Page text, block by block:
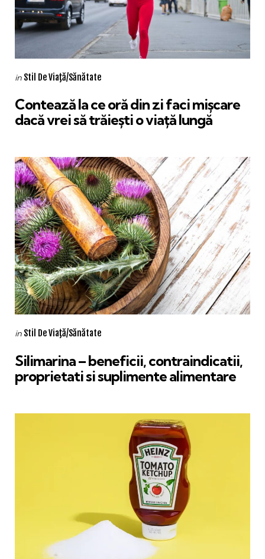
Categories
Posted
in Stil De Viaţă/Sănătate
Contează la ce oră din zi faci mișcare
dacă vrei să trăiești o viață lungă
Categories
Posted
in Stil De Viaţă/Sănătate
Silimarina – beneficii, contraindicatii,
proprietati si suplimente alimentare